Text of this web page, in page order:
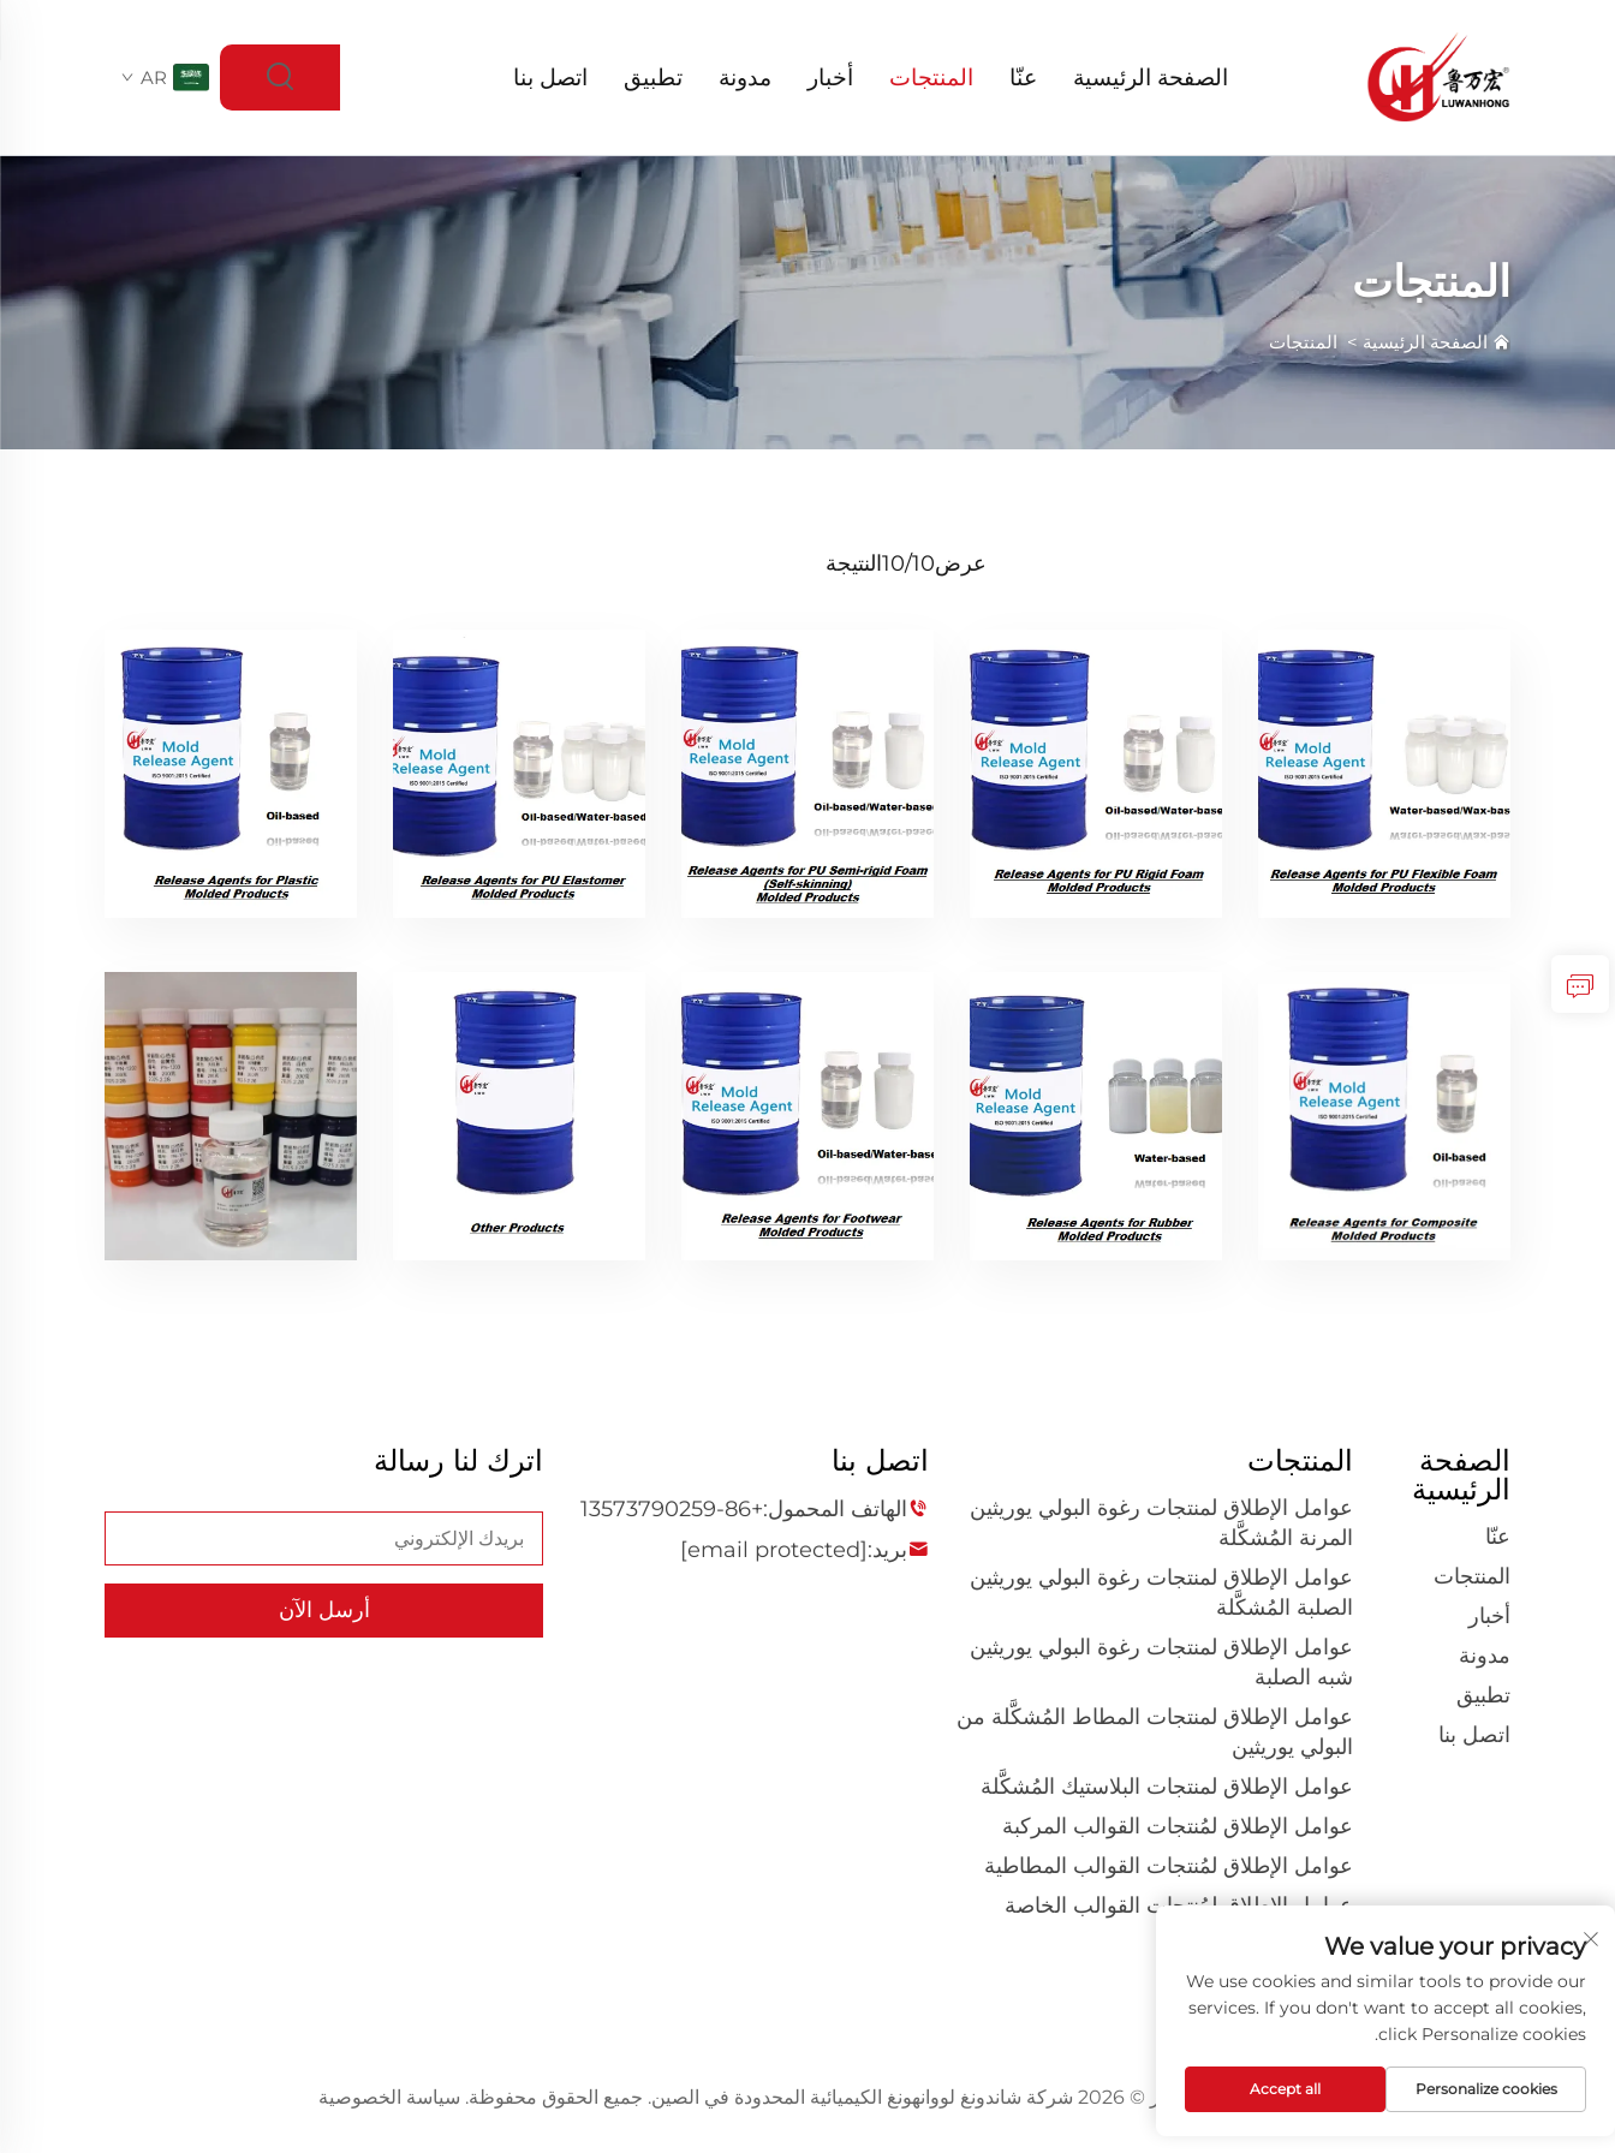
الصفحة الرئيسية عنّا المنتجات أخبار مدونة تطبيق اتصل بنا AR
المنتجات
الصفحة الرئيسية>المنتجات
عرض10/10النتيجة
الصفحة
الرئيسية
عنّا
المنتجات
أخبار
مدونة
تطبيق
اتصل بنا
المنتجات
عوامل الإطلاق لمنتجات رغوة البولي يوريثين
المرنة المُشكَّلة
عوامل الإطلاق لمنتجات رغوة البولي يوريثين
الصلبة المُشكَّلة
عوامل الإطلاق لمنتجات رغوة البولي يوريثين
شبه الصلبة
عوامل الإطلاق لمنتجات المطاط المُشكَّلة من
البولي يوريثين
عوامل الإطلاق لمنتجات البلاستيك المُشكَّلة
عوامل الإطلاق لمُنتجات القوالب المركبة
عوامل الإطلاق لمُنتجات القوالب المطاطية
عوامل الإطلاق لمُنتجات القوالب الخاصة
بالأحذية
معاجين الصبغة
منتجات أخرى
اتصل بنا
الهاتف المحمول:+86-13573790259
بريد:[email protected]
اترك لنا رسالة
أرسل الآن
حقوق الطبع والنشر © 2026 شركة شاندونغ لووانهونغ الكيميائية المحدودة في الصين. جميع الحقوق محفوظة. سياسة الخصوصية
We value your privacy
We use cookies and similar tools to provide our
services. If you don't want to accept all cookies,
click Personalize cookies.
Personalize cookies
Accept all